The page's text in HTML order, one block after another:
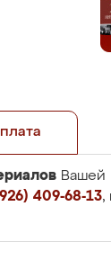
Вашей
409-68-13,